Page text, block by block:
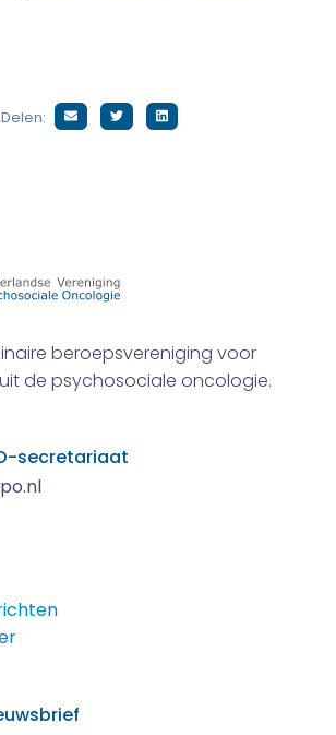
Delen:
beroepsvereniging voor
de psychosociale oncologie.
secretariaat